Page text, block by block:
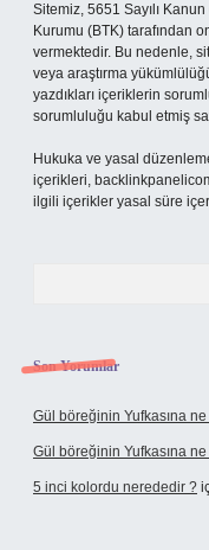
Sitemiz, 5651 Sayılı
Kurumu (BTK) tarafından
vermektedir. Bu nedenle,
veya araştırma
yazdıkları içeriklerin
sorumluluğu kabul etmiş
Hukuka ve yasal
içerikleri,
ilgili içerikler yasal süre
Son Yorumlar
Gül böreğinin Yufkasına
Gül böreğinin Yufkasına
5 inci kolordu nerededir ?